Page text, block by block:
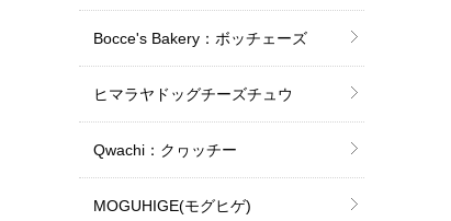
Bocce's Bakery：ボッチェーズ
ヒマラヤドッグチーズチュウ
Qwachi：クヮッチー
MOGUHIGE(モグヒゲ)